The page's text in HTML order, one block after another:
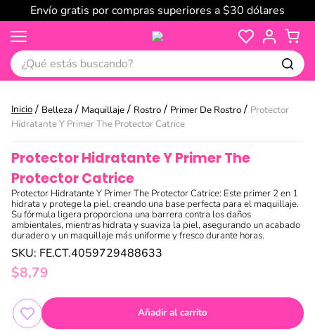
Envío gratis por compras superiores a $30 dólares
¿Qué estás buscando?
Belleza Maquillaje Rostro Primer De Rostro
Protector
Hidratante Y Primer The Protector Catrice
Protector Hidratante Y Primer The
Protector Catrice
Protector Hidratante Y Primer The Protector Catrice: Este primer 2 en 1
hidrata y protege la piel, creando una base perfecta para el maquillaje.
Su fórmula ligera proporciona una barrera contra los daños
ambientales, mientras hidrata y suaviza la piel, asegurando un acabado
duradero y un maquillaje más uniforme y fresco durante horas.
SKU: FE.CT.4059729488633
$8,79
Añadir al carrito